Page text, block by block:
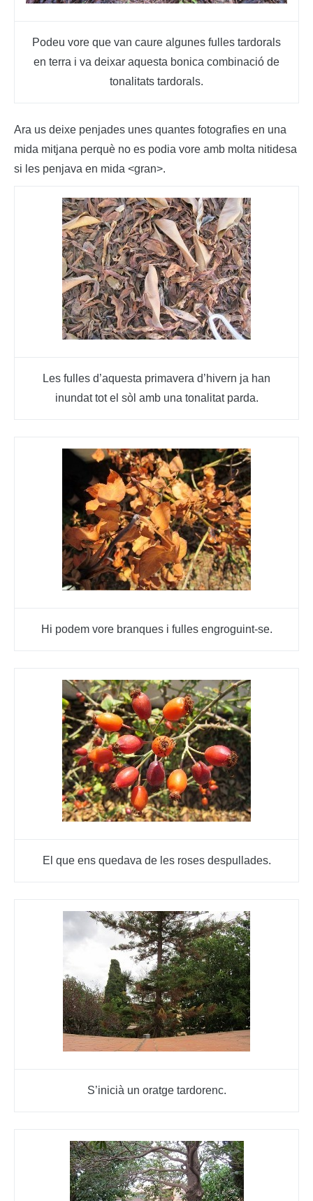
Podeu vore que van caure algunes fulles tardorals
en terra i va deixar aquesta bonica combinació de
tonalitats tardorals.
Ara us deixe penjades unes quantes fotografies en una
mida mitjana perquè no es podia vore amb molta nitidesa
si les penjava en mida <gran>.
Les fulles d’aquesta primavera d’hivern ja han
inundat tot el sòl amb una tonalitat parda.
Hi podem vore branques i fulles engroguint-se.
El que ens quedava de les roses despullades.
S’inicià un oratge tardorenc.